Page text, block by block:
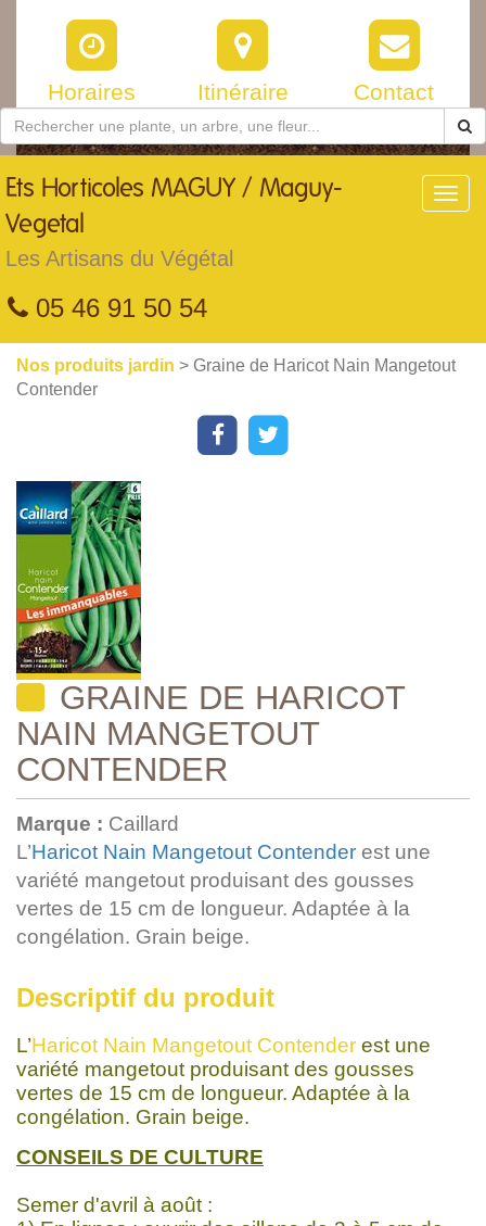
Horaires Itinéraire Contact
Ets Horticoles MAGUY / Maguy-
Vegetal
Les Artisans du Végétal
05 46 91 50 54
Nos produits jardin > Graine de Haricot Nain Mangetout
Contender
GRAINE DE HARICOT
NAIN MANGETOUT
CONTENDER
Marque : Caillard
L’Haricot Nain Mangetout Contender est une
variété mangetout produisant des gousses
vertes de 15 cm de longueur. Adaptée à la
congélation. Grain beige.
Descriptif du produit
L’Haricot Nain Mangetout Contender est une
variété mangetout produisant des gousses
vertes de 15 cm de longueur. Adaptée à la
congélation. Grain beige.
CONSEILS DE CULTURE
Semer d'avril à août :